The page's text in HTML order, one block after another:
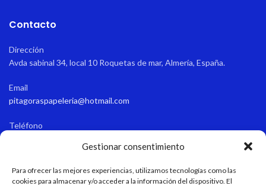
Gestionar consentimiento
Para ofrecer las mejores experiencias, utilizamos tecnologías como las
cookies para almacenar y/o acceder a la información del dispositivo. El
Contacto
Dirección
Avda sabinal 34, local 10 Roquetas de mar, Almería, España.
Email
pitagoraspapeleria@hotmail.com
Teléfono
Verano: 9:15-13:45/17:00-21:00 Invierno: 9:15-13:45/16:30-20:30